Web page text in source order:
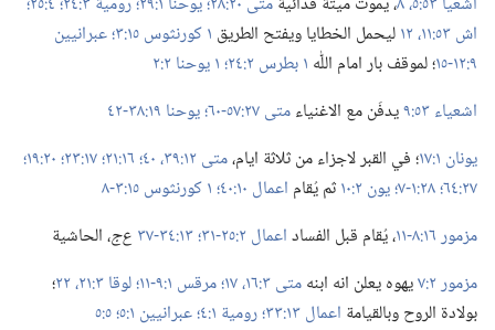
اش ٥٣:‏١١،‏ ١٢
ليحمل الخطايا ويفتح الطريق ١ كورنثوس ١٥:‏٣؛‏
عبرانيين
٩:‏١٢-‏١٥
‏؛‏ لموقف بار امام اللّٰه ١ بطرس ٢:‏٢٤؛‏
اشعياء ٥٣:‏٩
يدفَن مع الاغنياءمتى ٢٧:‏٥٧-‏٦٠؛‏
يوحنا ١٩:‏٣٨-‏٤٢
يونان ١:‏١٧
‏؛‏ في القبر لاجزاء من ثلاثة ايام،‏متى ١٢:‏٣٩،‏ ٤٠؛‏
٢٧:‏٦٤؛‏
يون ٢:‏١٠ ثم يُقام اعمال ١٠:‏٤٠؛‏
مزمور ١٦:‏٨-‏١١
‏،‏ يُقام قبل الفساداعمال ٢:‏٢٥-‏٣١؛‏ ع‌ج‏،‏ الحاشية
مزمور ٢:‏٧
يهوه يعلن انه ابنهمتى ٣:‏١٦،‏ ١٧؛‏ مرقس ١:‏٩-‏١١؛‏ لوقا ٣:‏٢١،‏ ٢٢
‏؛‏
بولادة الروح وبالقيامة اعمال ١٣:‏٣٣؛‏ رومية ١:‏٤؛‏ عبرانيين ١:‏٥؛‏